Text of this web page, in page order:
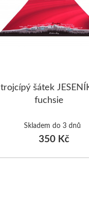
trojcípý šátek
fuchsie
Skladem do 3 dnů
350 Kč